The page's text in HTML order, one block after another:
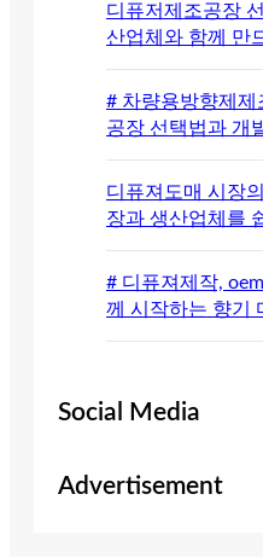
디퓨저제조공장
산업체와 함께 만
# 차량용방향제제
공장 선택법과 개
디퓨져도매 시장
장과 생산업체를
# 디퓨져제작,
께 시작하는 향기
Social Media
Advertisement